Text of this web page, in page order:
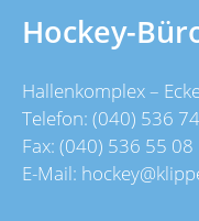
Hockey-
Hallenkomplex –
Telefon: (040) 536
Fax: (040) 536 55 08
E-Mail: